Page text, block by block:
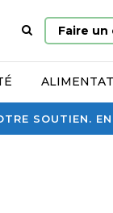
SOUTIEN.
Page
d’accueil
Faire un